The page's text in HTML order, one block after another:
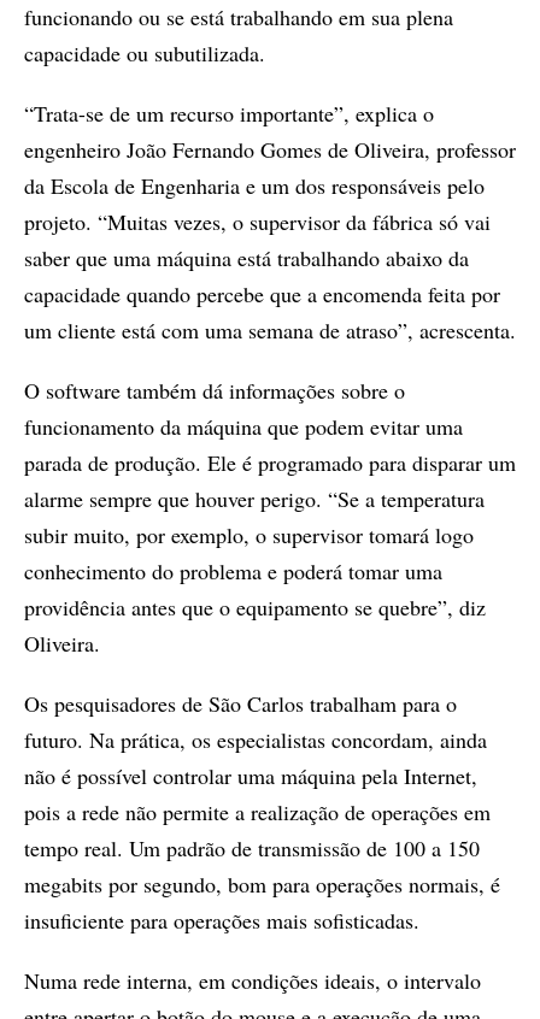
funcionando ou se está trabalhando em sua plena
capacidade ou subutilizada.
“Trata-se de um recurso importante”, explica o
engenheiro João Fernando Gomes de Oliveira, professor
da Escola de Engenharia e um dos responsáveis pelo
projeto. “Muitas vezes, o supervisor da fábrica só vai
saber que uma máquina está trabalhando abaixo da
capacidade quando percebe que a encomenda feita por
um cliente está com uma semana de atraso”, acrescenta.
O software também dá informações sobre o
funcionamento da máquina que podem evitar uma
parada de produção. Ele é programado para disparar um
alarme sempre que houver perigo. “Se a temperatura
subir muito, por exemplo, o supervisor tomará logo
conhecimento do problema e poderá tomar uma
providência antes que o equipamento se quebre”, diz
Oliveira.
Os pesquisadores de São Carlos trabalham para o
futuro. Na prática, os especialistas concordam, ainda
não é possível controlar uma máquina pela Internet,
pois a rede não permite a realização de operações em
tempo real. Um padrão de transmissão de 100 a 150
megabits por segundo, bom para operações normais, é
insuficiente para operações mais sofisticadas.
Numa rede interna, em condições ideais, o intervalo